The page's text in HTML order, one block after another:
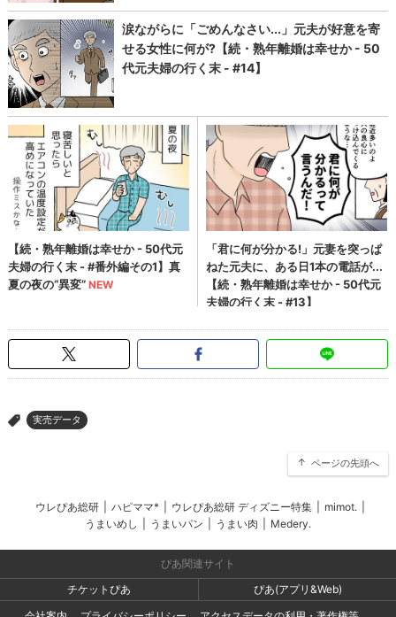
> 実売データ
ページの先頭へ
ウレぴあ総研 ハピママ* ウレぴあ総研 ディズニー特集 mimot.
うまいめし
うまいパン うまい肉 Medery.
ぴあ関連サイト
チケットぴあ
ぴあ(アプリ&Web)